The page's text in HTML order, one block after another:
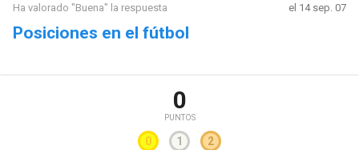
Ha valorado "Buena" la respuesta el 14 sep. 07
Posiciones en el fútbol
0
PUNTOS
0 1 2